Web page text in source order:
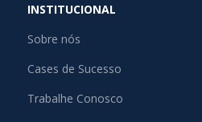
INSTITUCIONAL
Sobre nós
Cases de Sucesso
Trabalhe Conosco